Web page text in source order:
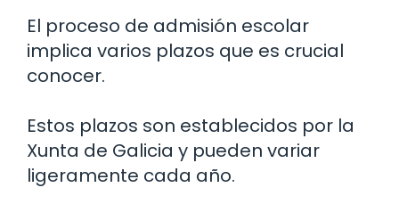
El proceso de admisión escolar
implica varios plazos que es crucial
conocer.
Estos plazos son establecidos por la
Xunta de Galicia y pueden variar
ligeramente cada año.